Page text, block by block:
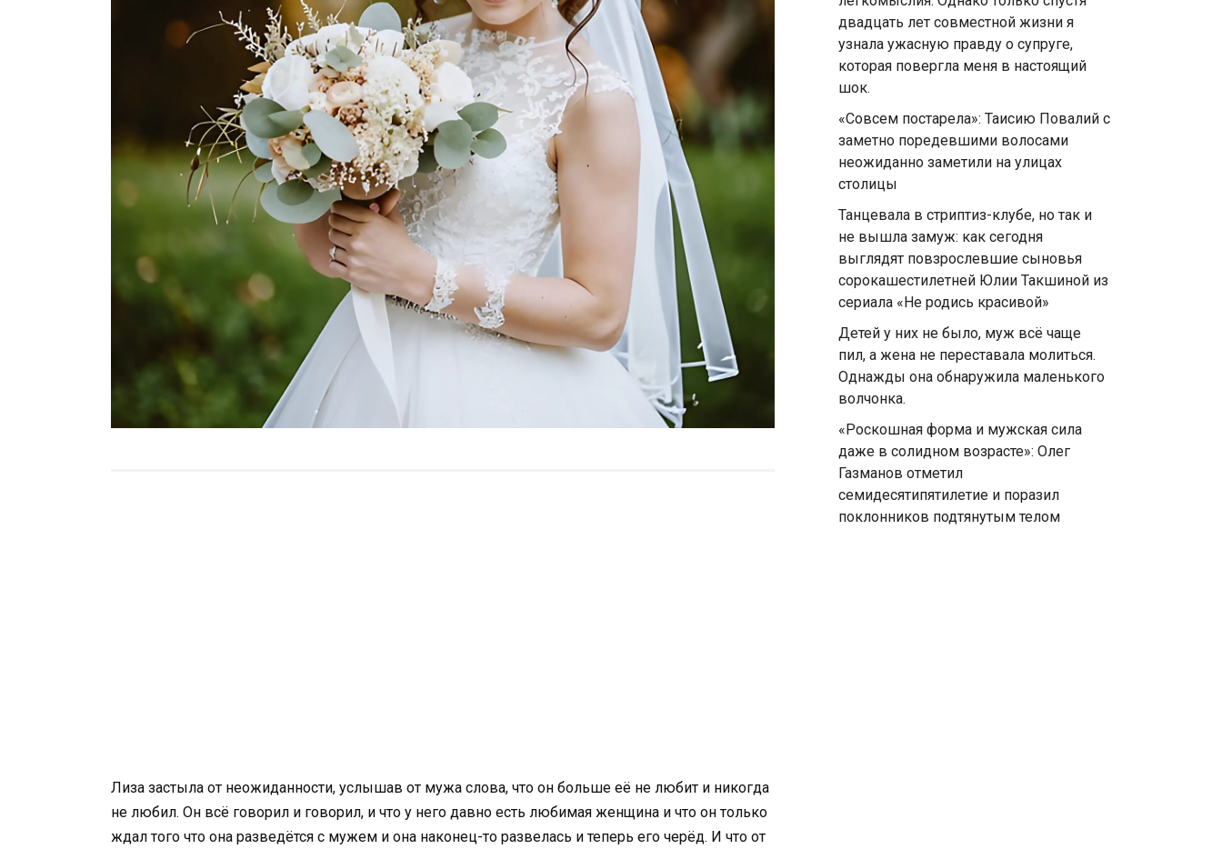
Лиза застыла от неожиданности, услышав от мужа слова, что он больше её не любит и никогда
не любил. Он всё говорил и говорил, и что у него давно есть любимая женщина и что он только
ждал того что она разведётся с мужем и она наконец-то развелась и теперь его черёд. И что от
двадцать лет совместной жизни я
узнала ужасную правду о супруге,
которая повергла меня в настоящий
шок.
«Совсем постарела»: Таисию Повалий с
заметно поредевшими волосами
неожиданно заметили на улицах
столицы
Танцевала в стриптиз-клубе, но так и
не вышла замуж: как сегодня
выглядят повзрослевшие сыновья
сорокашестилетней Юлии Такшиной из
сериала «Не родись красивой»
Детей у них не было, муж всё чаще
пил, а жена не переставала молиться.
Однажды она обнаружила маленького
волчонка.
«Роскошная форма и мужская сила
даже в солидном возрасте»: Олег
Газманов отметил
семидесятипятилетие и поразил
поклонников подтянутым телом